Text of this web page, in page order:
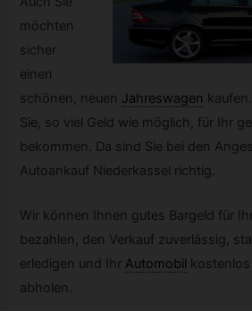
möchten
sicher
einen
schönen, neuen Jahreswagen
Sie, so viel Geld wie möglich, für Ihr
bekommen. Da sind Sie bei den
Autoankauf Niederkassel richtig.
Wir können Ihnen gutes Bargeld für
bezahlen, den Verkauf zuverlässig,
erledigen und Ihr Automobil
abholen.